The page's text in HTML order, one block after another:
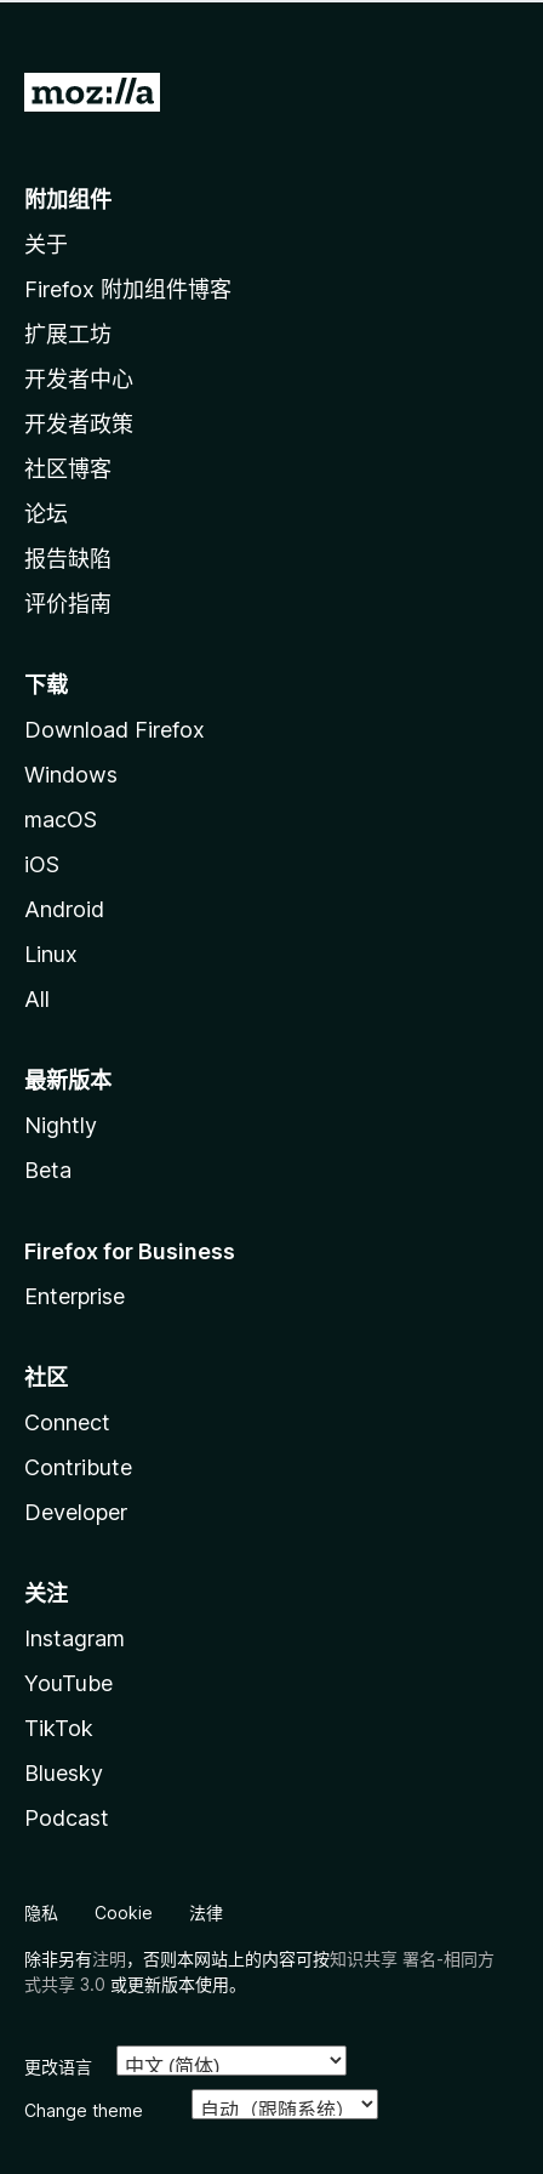
无
转
o
i
l
a
主
页
附加组件
关于
Firefox 附加组件博客
扩展工坊
开发者中心
开发者政策
社区博客
论坛
报告缺陷
评价指南
下载
Download Firefox
Windows
macOS
iOS
Android
Linux
All
最新版本
Nightly
Beta
Firefox for Business
Enterprise
社区
Connect
Contribute
Developer
关注
Instagram
YouTube
TikTok
Bluesky
Podcast
隐私 Cookie 法律
除非另有注明，否则本网站上的内容可按知识共享 署名-相同方
式共享 3.0 或更新版本使用。
更改语言
Change theme